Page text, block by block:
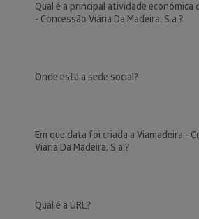
Qual é a principal atividade económica
- Concessão Viária Da Madeira, S.a.?
Onde está a sede social?
Em que data foi criada a Viamadeira -
Viária Da Madeira, S.a.?
Qual é a URL?